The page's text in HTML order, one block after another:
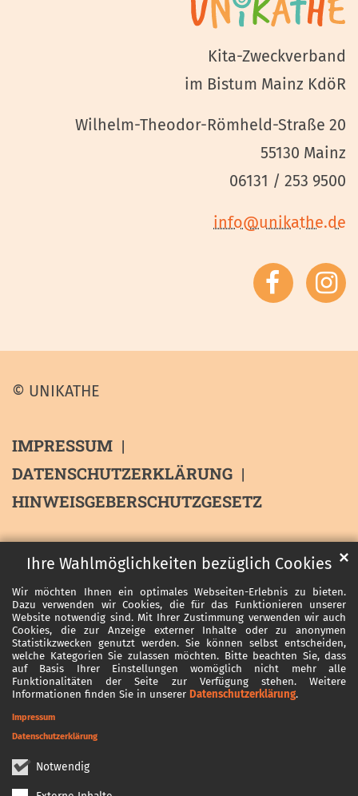
Ihre Wahlmöglichkeiten bezüglich Cookies
Wir möchten Ihnen ein optimales Webseiten-Erlebnis zu bieten.
Dazu verwenden wir Cookies, die für das Funktionieren unserer
Website notwendig sind. Mit Ihrer Zustimmung verwenden wir auch
Cookies, die zur Anzeige externer Inhalte oder zu anonymen
Statistikzwecken genutzt werden. Sie können selbst entscheiden,
welche Kategorien Sie zulassen möchten. Bitte beachten Sie, dass
auf Basis Ihrer Einstellungen womöglich nicht mehr alle
Funktionalitäten der Seite zur Verfügung stehen. Weitere
Informationen finden Sie in unserer Datenschutzerklärung.
Notwendig
✕
Impressum
Datenschutzerklärung
Kita-Zweckverband
im Bistum Mainz KdöR
Wilhelm-Theodor-Römheld-Straße 20
55130 Mainz
06131 / 253 9500
info@unikathe.de
IMPRESSUM
DATENSCHUTZERKLÄRUNG
HINWEISGEBERSCHUTZGESETZ
© UNIKATHE